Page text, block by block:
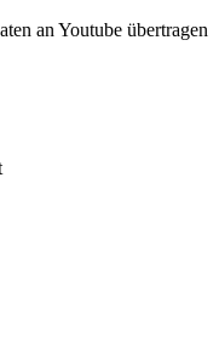
an Youtube übertragen